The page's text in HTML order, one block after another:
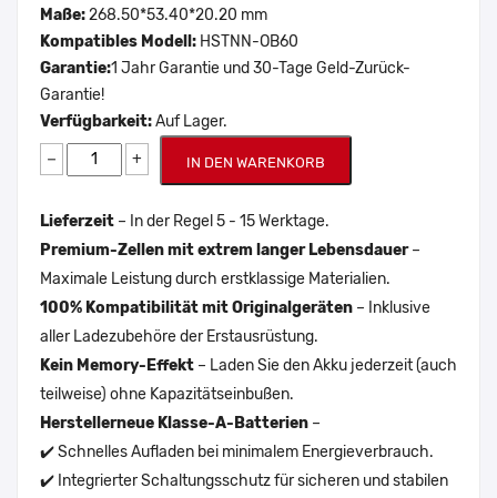
Maße:268.50*53.40*20.20 mm
Kompatibles Modell: HSTNN-OB60
Garantie:1 Jahr Garantie und 30-Tage Geld-Zurück-
Garantie!
Verfügbarkeit:Auf Lager.
− + IN DEN WARENKORB
Lieferzeit – In der Regel 5 - 15 Werktage.
Premium-Zellen mit extrem langer Lebensdauer–
Maximale Leistung durch erstklassige Materialien.
100% Kompatibilität mit Originalgeräten – Inklusive
aller Ladezubehöre der Erstausrüstung.
Kein Memory-Effekt – Laden Sie den Akku jederzeit (auch
teilweise) ohne Kapazitätseinbußen.
Herstellerneue Klasse-A-Batterien –
✔️ Schnelles Aufladen bei minimalem Energieverbrauch.
✔️ Integrierter Schaltungsschutz für sicheren und stabilen